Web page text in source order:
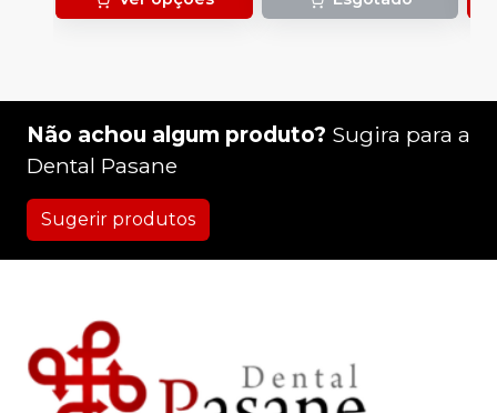
Não achou algum produto? Sugira para a
Dental Pasane
Sugerir produtos